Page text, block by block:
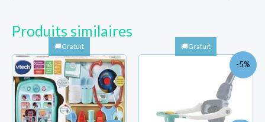
Produits similaires
-5%
était :
TND
212.000.
Le
prix